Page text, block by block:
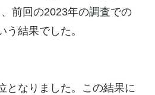
前回の2023年の調査での
う結果でした。
なりました。この結果に